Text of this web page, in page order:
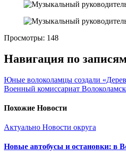
Просмотры: 148
Навигация по
Юные волоколамцы создали
Военный комиссариат
Похожие Новости
Актуально Новости округа
Новые автобусы и остановки: в